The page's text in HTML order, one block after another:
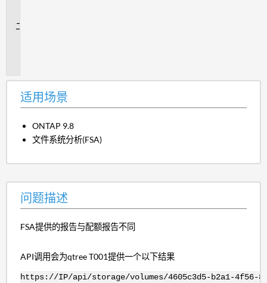
适用场景
ONTAP 9.8
文件系统分析(FSA)
问题描述
FSA提供的报告与配额报告不同
API调用会为qtree T001提供一个以下结果
https://IP/api/storage/volumes/4605c3d5-b2a1-4f56-